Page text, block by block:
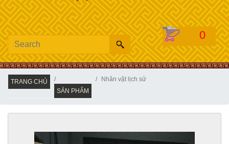
0
TRANG CHỦ
SẢN PHẨM
Nhân vật lịch sử